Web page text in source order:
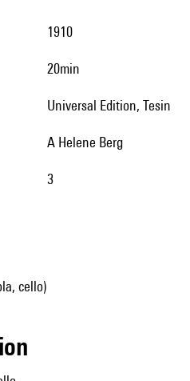
1910
20min
Universal Edition, Tesin
A Helene Berg
3
cello)